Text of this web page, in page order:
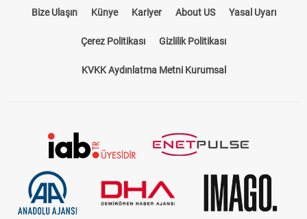
Bize Ulaşın Künye Kariyer About US Yasal Uyarı
Çerez Politikası Gizlilik Politikası
KVKK Aydınlatma Metni Kurumsal